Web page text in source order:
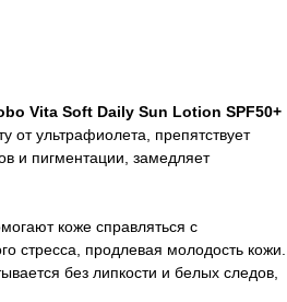
Vita Soft Daily Sun Lotion SPF50+
от ультрафиолета, препятствует
и пигментации, замедляет
коже справляться с
стресса, продлевая молодость кожи.
без липкости и белых следов,